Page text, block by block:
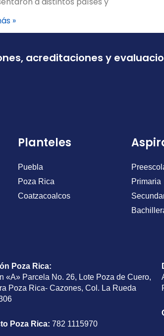
»
acreditaciones y
Planteles
Puebla
Poza Rica
Coatzacoalcos
Primaria
Poza Rica:
«A» Parcela No. 26, Lote Poza de Cuero,
Poza Rica- Cazones, Col. La Rueda
Poza Rica: 782 1115970